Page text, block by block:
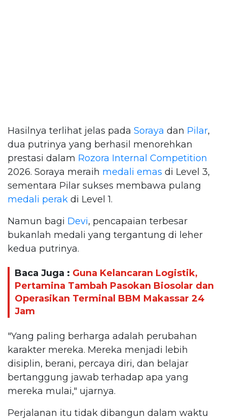
Hasilnya terlihat jelas pada Soraya dan Pilar,
dua putrinya yang berhasil menorehkan
prestasi dalam Rozora Internal Competition
2026. Soraya meraih medali emas di Level 3,
sementara Pilar sukses membawa pulang
medali perak di Level 1.
Namun bagi Devi, pencapaian terbesar
bukanlah medali yang tergantung di leher
kedua putrinya.
Baca Juga : Guna Kelancaran Logistik,
Pertamina Tambah Pasokan Biosolar dan
Operasikan Terminal BBM Makassar 24
Jam
"Yang paling berharga adalah perubahan
karakter mereka. Mereka menjadi lebih
disiplin, berani, percaya diri, dan belajar
bertanggung jawab terhadap apa yang
mereka mulai," ujarnya.
Perjalanan itu tidak dibangun dalam waktu